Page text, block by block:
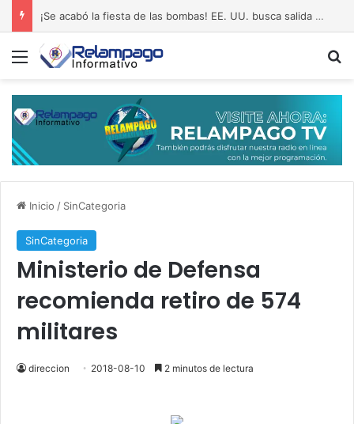
¡Se acabó la fiesta de las bombas! EE. UU. busca salida al pantano de Irán
Menú
Inicio / SinCategoria
SinCategoria
Ministerio de Defensa
recomienda retiro de 574
militares
direccion 2018-08-10 2 minutos de lectura